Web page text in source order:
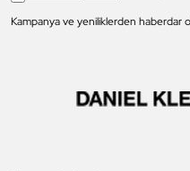
Kampanya ve yeniliklerden haberdar